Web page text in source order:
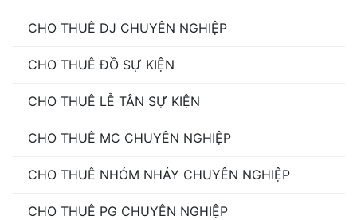
CHO THUÊ DJ CHUYÊN NGHIỆP
CHO THUÊ ĐỒ SỰ KIỆN
CHO THUÊ LỄ TÂN SỰ KIỆN
CHO THUÊ MC CHUYÊN NGHIỆP
CHO THUÊ NHÓM NHẢY CHUYÊN NGHIỆP
CHO THUÊ PG CHUYÊN NGHIỆP